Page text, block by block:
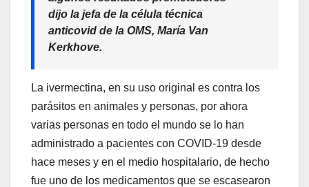
dijo la jefa de la célula técnica
anticovid de la OMS, María Van
Kerkhove.
La ivermectina, en su uso original es contra los
parásitos en animales y personas, por ahora
varias personas en todo el mundo se lo han
administrado a pacientes con COVID-19 desde
hace meses y en el medio hospitalario, de hecho
fue uno de los medicamentos que se escasearon